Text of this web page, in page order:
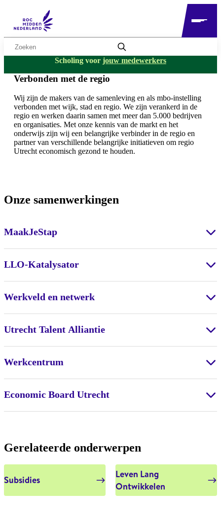
Zoekwoord
Scholing voor jouw medewerkers
Verbonden met de regio
Wij zijn de makers van de samenleving en als mbo-instelling
verbonden met wijk, stad en regio. We zijn verankerd in de
regio en werken daarin samen met meer dan 5.000 bedrijven
en organisaties. Met onze kennis van de markt en het
onderwijs zijn wij een belangrijke verbinder in de regio en
partner van verschillende belangrijke initiatieven om regio
Utrecht economisch gezond te houden.
Onze samenwerkingen
MaakJeStap
LLO-Katalysator
Werkveld en netwerk
Utrecht Talent Alliantie
Werkcentrum
Economic Board Utrecht
Gerelateerde onderwerpen
Subsidies
Leven Lang
Ontwikkelen